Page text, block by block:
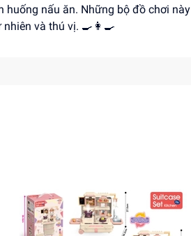
huống nấu ăn. Những bộ đồ chơi này
và thú vị. 🍳👩‍🍳